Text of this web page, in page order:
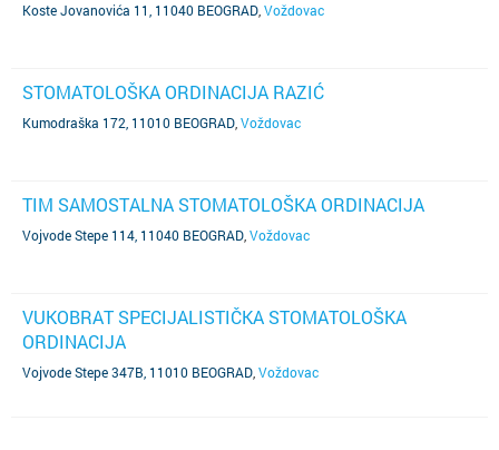
Koste Jovanovića 11, 11040 BEOGRAD Voždovac
STOMATOLOŠKA ORDINACIJA RAZIĆ
Kumodraška 172, 11010 BEOGRAD Voždovac
TIM SAMOSTALNA STOMATOLOŠKA ORDINACIJA
Vojvode Stepe 114, 11040 BEOGRAD Voždovac
VUKOBRAT SPECIJALISTIČKA STOMATOLOŠKA
ORDINACIJA
Vojvode Stepe 347B, 11010 BEOGRAD Voždovac